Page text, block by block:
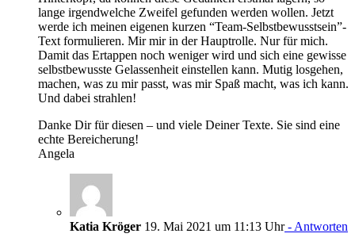
lange irgendwelche Zweifel gefunden werden wollen. Jetzt
werde ich meinen eigenen kurzen “Team-Selbstbewusstsein”-
Text formulieren. Mir mir in der Hauptrolle. Nur für mich.
Damit das Ertappen noch weniger wird und sich eine gewisse
selbstbewusste Gelassenheit einstellen kann. Mutig losgehen,
machen, was zu mir passt, was mir Spaß macht, was ich kann.
Und dabei strahlen!
Danke Dir für diesen – und viele Deiner Texte. Sie sind eine
echte Bereicherung!
Angela
Katia Kröger 19. Mai 2021 um 11:13 Uhr- Antworten